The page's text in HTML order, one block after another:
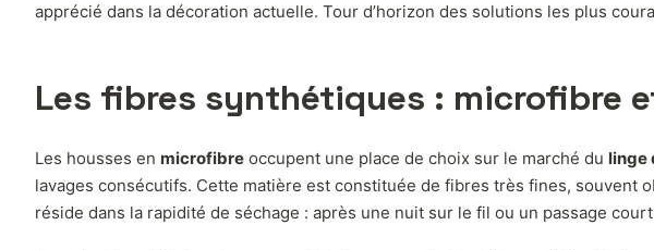
apprécié dans la décoration actuelle. Tour d’horizon des solutions les plus
Les fibres synthétiques : microfibre
Les housses en microfibre occupent une place de choix sur le marché du linge
lavages consécutifs. Cette matière est constituée de fibres très fines, souvent
réside dans la rapidité de séchage : après une nuit sur le fil ou un passage